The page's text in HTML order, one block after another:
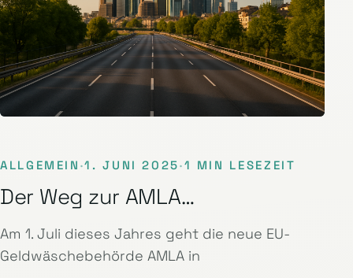
ALLGEMEIN ·1. JUNI 2025·1 MIN LESEZEIT
Der Weg zur AMLA…
Am 1. Juli dieses Jahres geht die neue EU-
Geldwäschebehörde AMLA in